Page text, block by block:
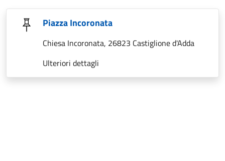
Piazza Incoronata
Chiesa Incoronata, 26823 Castiglione d'Adda
Ulteriori dettagli